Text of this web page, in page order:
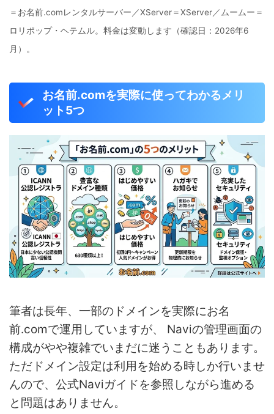
＝お名前.comレンタルサーバー／XServer＝XServer／ムームー＝
ロリポップ・ヘテムル。料金は変動します（確認日：2026年6
月）。
お名前.comを実際に使ってわかるメリ
ット5つ
筆者は長年、一部のドメインを実際にお名
前.comで運用していますが、 Naviの管理画面の
構成がやや複雑でいまだに迷うこともあります。
ただドメイン設定は利用を始める時しか行いませ
んので、公式Naviガイドを参照しながら進める
と問題はありません。